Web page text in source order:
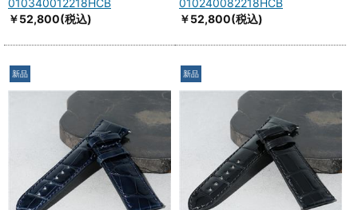
010340012218HCB
￥52,800(税込)
010240082218HCB
￥52,800(税込)
新品 新品